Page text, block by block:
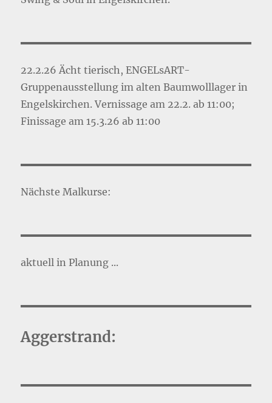
22.2.26 Ächt tierisch, ENGELsART-
Gruppenausstellung im alten Baumwolllager in
Engelskirchen. Vernissage am 22.2. ab 11:00;
Finissage am 15.3.26 ab 11:00
Nächste Malkurse:
aktuell in Planung ...
Aggerstrand: